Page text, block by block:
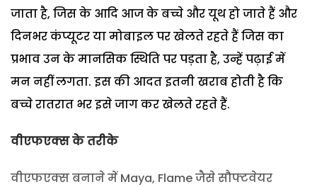
जाता है, जिस के आदि आज के बच्चे और यूथ हो जाते हैं और
दिनभर कंप्यूटर या मोबाइल पर खेलते रहते हैं जिस का
प्रभाव उन के मानसिक स्थिति पर पड़ता है, उन्हें पढ़ाई में
मन नहीं लगता. इस की आदत इतनी खराब होती है कि
बच्चे रातरात भर इसे जाग कर खेलते रहते हैं.
वीएफएक्स के तरीके
वीएफएक्स बनाने में Maya, Flame जैसे सौफ्टवेयर